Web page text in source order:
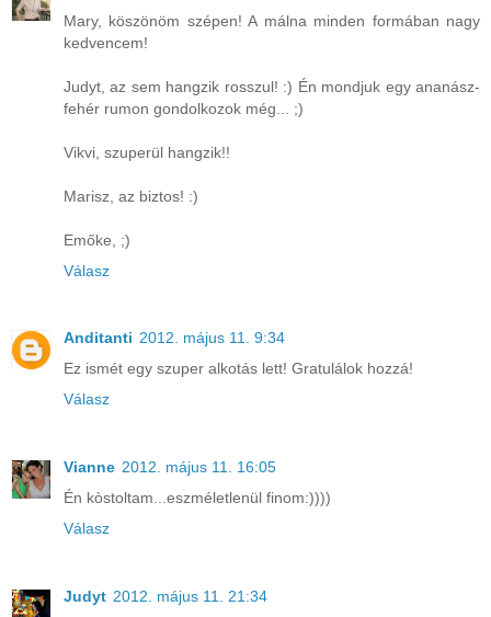
Mary, köszönöm szépen! A málna minden formában nagy
kedvencem!
Judyt, az sem hangzik rosszul! :) Én mondjuk egy ananász-
fehér rumon gondolkozok még... ;)
Vikvi, szuperül hangzik!!
Marisz, az biztos! :)
Emőke, ;)
Válasz
Anditanti 2012. május 11. 9:34
Ez ismét egy szuper alkotás lett! Gratulálok hozzá!
Válasz
Vianne 2012. május 11. 16:05
Én kòstoltam...eszméletlenül finom:))))
Válasz
Judyt 2012. május 11. 21:34